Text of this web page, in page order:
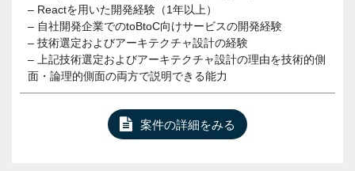
– Reactを用いた開発経験（1年以上）
– 自社開発企業でのtoBtoC向けサービスの開発経験
– 技術選定およびアーキテクチャ設計の経験
– 上記技術選定およびアーキテクチャ設計の理由を技術的側
面・論理的側面の両方で説明できる能力
案件の詳細をみる